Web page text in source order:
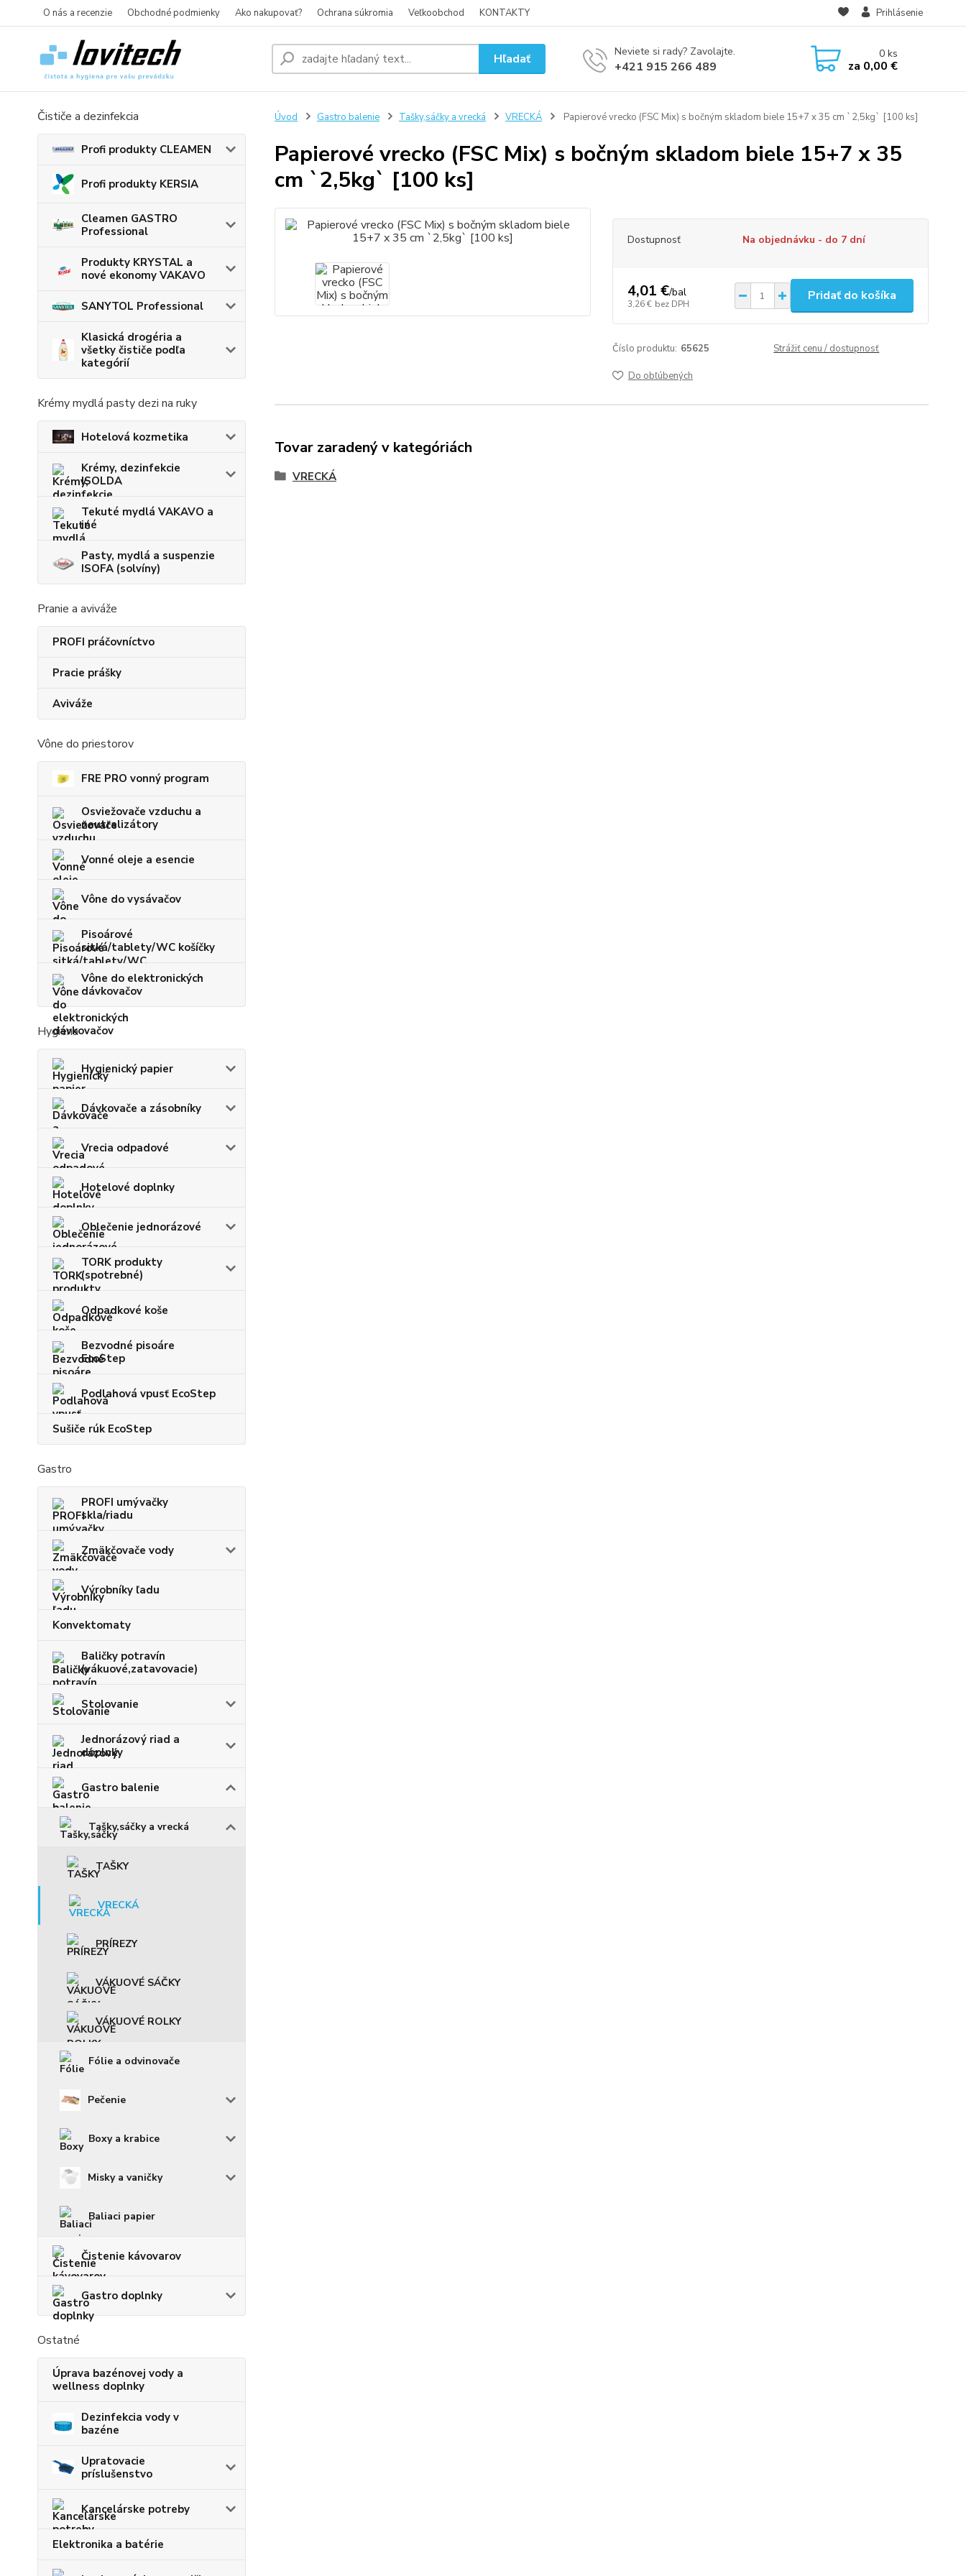
O nás a recenzie Obchodné podmienky Ako nakupovať? Ochrana súkromia Veľkoobchod KONTAKTY Prihlásenie
Hľadať Neviete si rady? Zavolajte.
+421 915 266 489
0ks
za 0,00 €
Čističe a dezinfekcia
Profi produkty CLEAMEN
Profi produkty KERSIA
Cleamen GASTRO
Professional
Produkty KRYSTAL a
nové ekonomy VAKAVO
SANYTOL Professional
Klasická drogéria a
všetky čističe podľa
kategórií
Krémy mydlá pasty dezi na ruky
Hotelová kozmetika
Krémy, dezinfekcie
ISOLDA
Tekuté mydlá VAKAVO a
iné
Pasty, mydlá a suspenzie
ISOFA (solvíny)
Pranie a aviváže
PROFI práčovníctvo
Pracie prášky
Aviváže
Vône do priestorov
FRE PRO vonný program
Osviežovače vzduchu a
neutralizátory
Vonné oleje a esencie
Vône do vysávačov
Pisoárové
sitká/tablety/WC košíčky
Vône do elektronických
dávkovačov
Hygiena
Hygienický papier
Dávkovače a zásobníky
Vrecia odpadové
Hotelové doplnky
Oblečenie jednorázové
TORK produkty
(spotrebné)
Odpadkové koše
Bezvodné pisoáre
EcoStep
Podlahová vpusť EcoStep
Sušiče rúk EcoStep
Gastro
PROFI umývačky
skla/riadu
Zmäkčovače vody
Výrobníky ľadu
Konvektomaty
Baličky potravín
(vákuové,zatavovacie)
Stolovanie
Jednorázový riad a
doplnky
Gastro balenie
Tašky,sáčky a vrecká
TAŠKY
VRECKÁ
PRÍREZY
VÁKUOVÉ SÁČKY
VÁKUOVÉ ROLKY
Fólie a odvinovače
Pečenie
Boxy a krabice
Misky a vaničky
Baliaci papier
Čistenie kávovarov
Gastro doplnky
Ostatné
Úprava bazénovej vody a
wellness doplnky
Dezinfekcia vody v
bazéne
Upratovacie
príslušenstvo
Kancelárske potreby
Elektronika a batérie
Úvod Gastro balenie Tašky,sáčky a vrecká VRECKÁ Papierové vrecko (FSC Mix) s bočným skladom biele 15+7 x 35 cm `2,5kg` [100 ks]
Papierové vrecko (FSC Mix) s bočným skladom biele 15+7 x 35
cm `2,5kg` [100 ks]
Dostupnosť Na objednávku - do 7 dní
4,01 €/bal
3,26 € bez DPH
Pridať do košíka
Číslo produktu: 65625 Strážiť cenu / dostupnosť
Do obľúbených
Tovar zaradený v kategóriách
VRECKÁ